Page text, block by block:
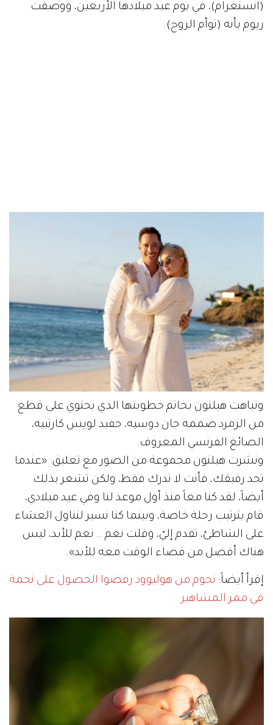
(انستغرام)، في يوم عيد ميلادها الأربعين، ووصفت
ريوم بأنه (توأم الروح).
وتباهت هيلتون بخاتم خطوبتها الذي يحتوي على قطع
من الزمرد صممه جان دوسيه، حفيد لويس كارتييه،
الصائغ الفرنسي المعروف.
ونشرت هيلتون مجموعة من الصور مع تعليق: «عندما
تجد رفيقك، فأنت لا تدرك فقط، ولكن تشعر بذلك
أيضاً، لقد كنا معاً منذ أول موعد لنا وفي عيد ميلادي،
قام بترتيب رحلة خاصة، وبينما كنا نسير لتناول العشاء
على الشاطئ، تقدم إليّ، وقلت نعم .. نعم للأبد، ليس
هناك أفضل من قضاء الوقت معه للأبد».
إقرأ أيضاً: نجوم من هوليوود رفضوا الحصول على نجمة
في ممر المشاهير